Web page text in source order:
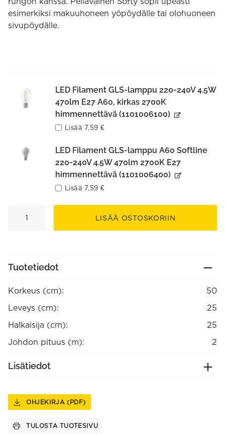
esimerkiksi makuuhoneen yöpöydälle tai olohuoneen
sivupöydälle.
LED Filament GLS-lamppu 220-240V 4.5W
470lm E27 A60, kirkas 2700K
himmennettävä (1101006100)
Lisää 7,59 €
LED Filament GLS-lamppu A60 Softline
220-240V 4.5W 470lm 2700K E27
himmennettävä (1101006400)
Lisää 7,59 €
pöytävalaisin
LISÄÄ OSTOSKORIIN
Tuotetiedot
Korkeus (cm):
50
Leveys (cm):
25
Halkaisija (cm):
25
Johdon pituus (m):
2
Lisätiedot
OHJEKIRJA (PDF)
TULOSTA TUOTESIVU